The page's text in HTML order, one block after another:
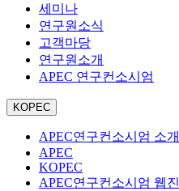
세미나
연구원소식
고객마당
연구원소개
APEC 연구컨소시엄
KOPEC
APEC연구컨소시엄 소개
APEC
KOPEC
APEC연구컨소시엄 웹진